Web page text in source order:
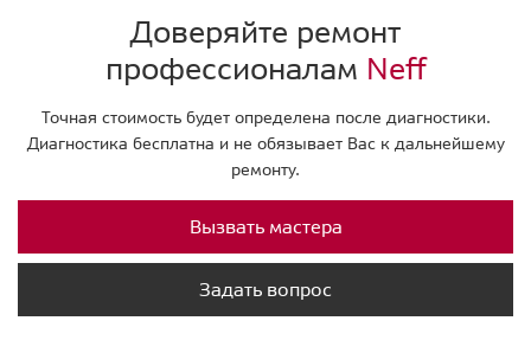
Доверяйте ремонт
профессионалам Neff
Точная стоимость будет определена после диагностики.
Диагностика бесплатна и не обязывает Вас к дальнейшему
ремонту.
Вызвать мастера
Задать вопрос